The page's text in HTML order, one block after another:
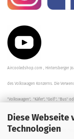
Diese Webseite
Technologien
Aircooledshop.com , Hintersberger
des Volkswagen Konzerns. Die
"Volkswagen", "Käfer", "Golf", "Bus"
der Beschreibung der Teile und stellt
Verbindung zu dem Unternehmen